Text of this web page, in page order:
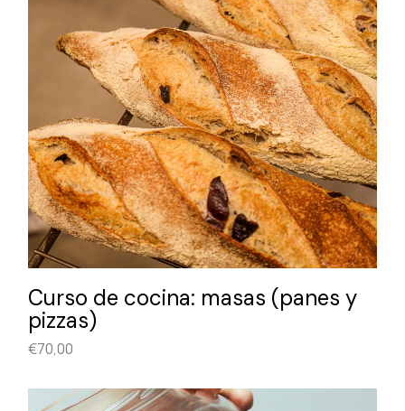
Curso de cocina: masas (panes y
pizzas)
€70,00